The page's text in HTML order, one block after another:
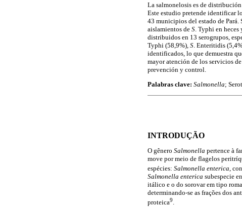
La salmonelosis es de
Este estudio pretende identificar
43 municipios del estado de Pará.
aislamientos de S . Typhi en
distribuidos en 13 serogrupos,
Typhi (58,9%), S . Enteritidis
identificados, lo que demuestra
mayor atención de los servicios
prevención y control.
Palabras clave: Salmonella;
INTRODUÇÃO
O gênero Salmonella pertence à
move por meio de flagelos
espécies: Salmonella enterica,
Salmonella enterica subespecie
itálico e o do sorovar em tipo
determinando-se as frações dos
proteica9.